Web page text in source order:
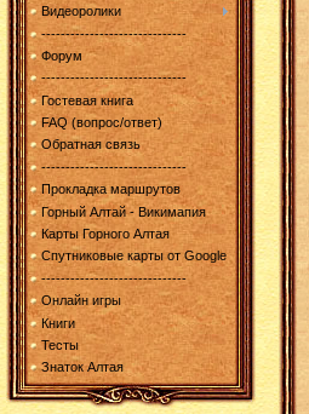
Видеоролики
------------------------------
Форум
------------------------------
Гостевая книга
FAQ (вопрос/ответ)
Обратная связь
------------------------------
Прокладка маршрутов
Горный Алтай - Викимапия
Карты Горного Алтая
Спутниковые карты от Google
------------------------------
Онлайн игры
Книги
Тесты
Знаток Алтая